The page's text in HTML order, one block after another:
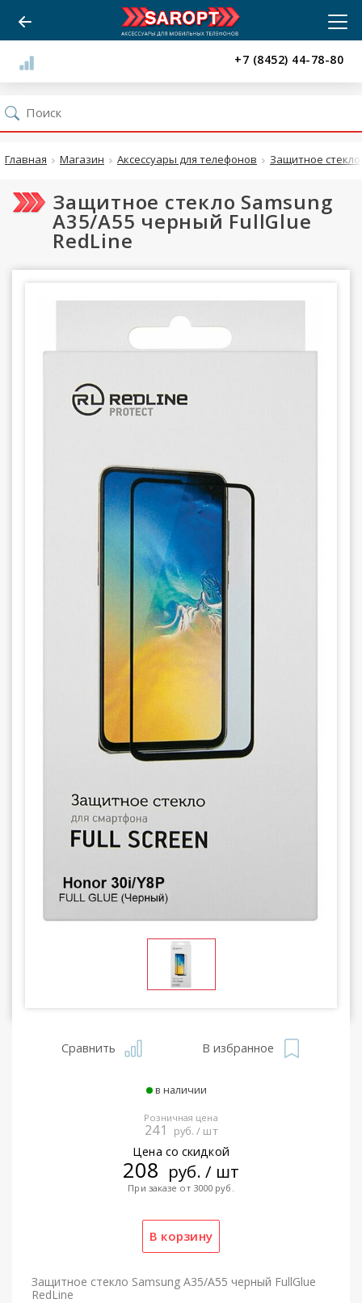
+7 (8452) 44-78-80
Главная Магазин Аксессуары для телефонов Защитное стекло
Защитное стекло Samsung
A35/A55 черный FullGlue
RedLine
Сравнить В избранное
в наличии
Розничная цена
241 руб. / шт
Цена со скидкой
208 руб. / шт
При заказе от 3000 руб.
Защитное стекло Samsung A35/A55 черный FullGlue
RedLine